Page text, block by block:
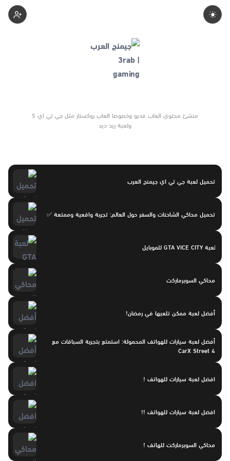
منشئ محتوي العاب فديو وخصوصا العاب روكستار مثل جي تي اي 5
ولعبة ريد ديد
تحميل لعبة جي تي اي جيمنج العرب
تحميل محاكي الشاحنات والسفر حول العالم: تجربة واقعية وممتعة ✅
لعبة GTA VICE CITY للموبايل
محاكي السوبرماركت
أفضل لعبة ممكن تلعبها في رمضان!
أفضل لعبة سيارات للهواتف المحمولة: استمتع بتجربة السباقات مع
CarX Street 4
افضل لعبة سيارات للهواتف !
افضل لعبة سيارات للهواتف !!
محاكي السوبرماركت للهاتف !